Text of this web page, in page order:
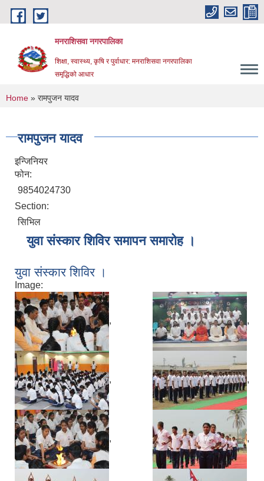
Skip to main content
मनराशिसवा नगरपालिका
शिक्षा, स्वास्थ्य, कृषि र पुर्वाधार: मनराशिसवा नगरपालिका
समृद्धिको आधार
You are here
Home » रामपुजन यादव
रामपुजन यादव
इन्जिनियर
फोन:
9854024730
Section:
सिभिल
युवा संस्कार शिविर समापन समारोह ।
युवा संस्कार शिविर ।
Image:
, ,
, ,
, ,